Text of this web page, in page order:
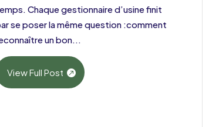
Chaque gestionnaire d’usine finit
se poser la même question :comment
un bon...
View Full Post